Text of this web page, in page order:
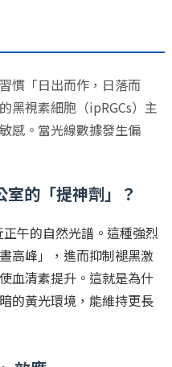
慣「日出而作，日落而
黑視素細胞（ipRGCs）主
感。當光線數據發生偏
的「提神劑」？
午的自然光譜。這種強烈
高峰」，進而抑制褪黑激
血清素提升。這就是為什
的黃光環境，能維持更長